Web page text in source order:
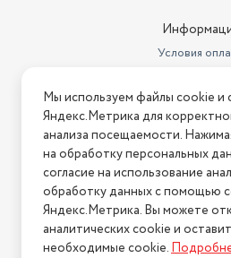
Условия
Условия
Нашли ошибку на сайте?
2026 © Интернет-магазин
Политика
Мы используем файлы cookie и
Яндекс.Метрика для
анализа посещаемости.
на обработку персональных
согласие на использование
обработку данных с помощью
Яндекс.Метрика. Вы можете
аналитических cookie и
необходимые cookie.